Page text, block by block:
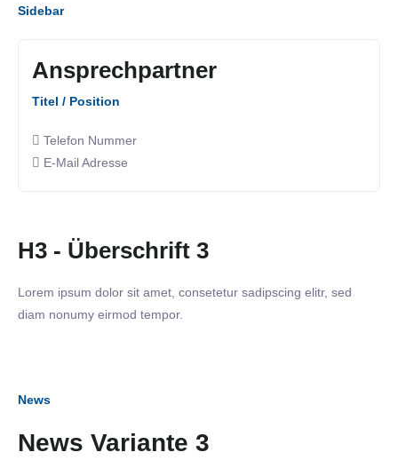
Sidebar
Ansprechpartner
Titel / Position
Telefon Nummer
E-Mail Adresse
H3 - Überschrift 3
Lorem ipsum dolor sit amet, consetetur sadipscing elitr, sed
diam nonumy eirmod tempor.
News
News Variante 3